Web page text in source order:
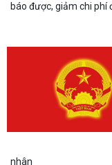
báo được, giảm chi phí
nhân